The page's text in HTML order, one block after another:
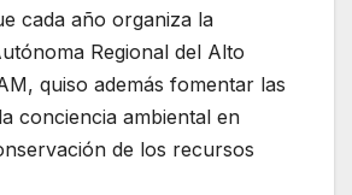
cada año organiza la
Regional del Alto
quiso además fomentar las
conciencia ambiental en
de los recursos